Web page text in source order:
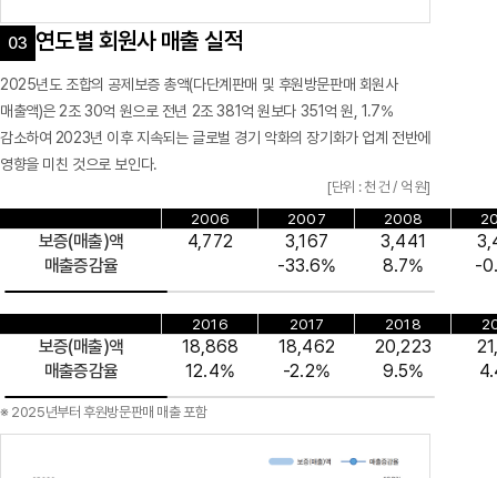
연도별 회원사 매출 실적
2025년도 조합의 공제보증 총액(다단계판매 및 후원방문판매 회원사
매출액)은 2조 30억 원으로 전년 2조 381억 원보다 351억 원, 1.7%
감소하여 2023년 이후 지속되는 글로벌 경기 악화의 장기화가 업계 전반에
영향을 미친 것으로 보인다.
[단위 : 천 건 / 억 원]
2006 2007 2008
보증(매출)액 4,772 3,167 3,441
매출증감율
-33.6% 8.7% -
2016 2017 2018
보증(매출)액 18,868 18,462 20,223
매출증감율
12.4% -2.2% 9.5%
※ 2025년부터 후원방문판매 매출 포함